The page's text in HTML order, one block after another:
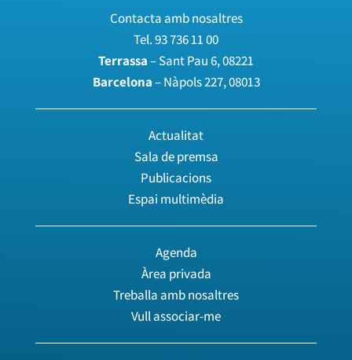
Contacta amb nosaltres
Tel.93 736 11 00
Terrassa– Sant Pau 6, 08221
Barcelona– Nàpols 227, 08013
Actualitat
Sala de premsa
Publicacions
Espai multimèdia
Agenda
Àrea privada
Treballa amb nosaltres
Vull associar-me